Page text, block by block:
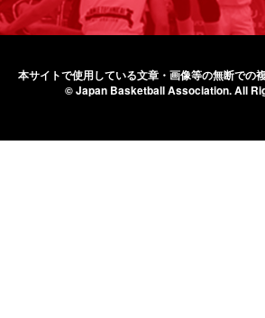
本サイトで使用している文章・画像等の無断での
© Japan Basketball Association.All